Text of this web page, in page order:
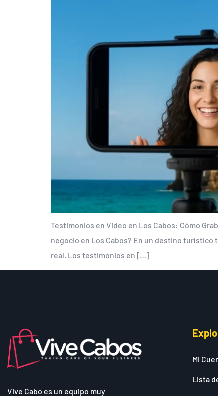
Testimonios en Video en Los Cabos: Cómo
negocio en Los Cabos? En un destino
real. Los testimonios en […]
Vive Cabo es un equipo muy
Mi
Lista